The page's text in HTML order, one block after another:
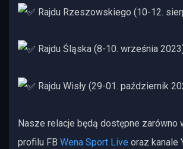
Rajdu Rzeszowskiego (10-12.
Rajdu Śląska (8-10. września
Rajdu Wisły (29-01. październik
Nasze relacje będą dostępne zarówno
profilu FB Wena Sport Live oraz kanale